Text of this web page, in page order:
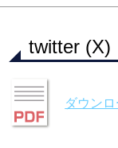
twitter
ダウンロ